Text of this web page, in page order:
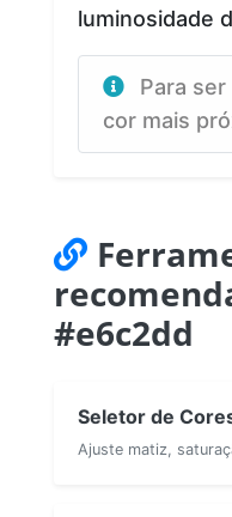
luminosidade
Para ser
cor mais
#e6c2dd
Seletor de
Ajuste matiz,